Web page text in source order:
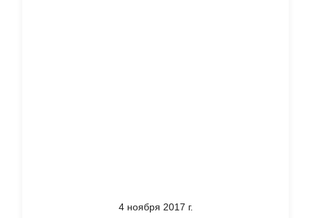
4 ноября 2017 г.